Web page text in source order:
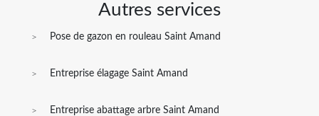
Autres services
Pose de gazon en rouleau Saint Amand
Entreprise élagage Saint Amand
Entreprise abattage arbre Saint Amand